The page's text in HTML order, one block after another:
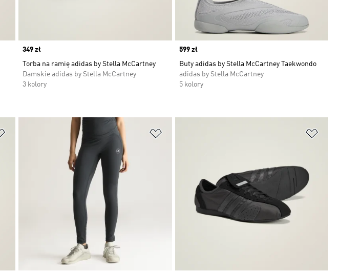
Price
349 zł
Torba na ramię adidas by Stella McCartney
Damskie adidas by Stella McCartney
3 kolory
Price
599 zł
Buty adidas by Stella McCartney Taekwondo
adidas by Stella McCartney
5 kolory
Dodaj do listy życzeń